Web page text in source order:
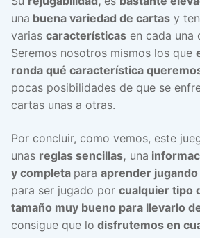
una buena variedad de cartas y
varias características en cada una
Seremos nosotros mismos los que
ronda qué característica
pocas posibilidades de que se
cartas unas a otras.
Por concluir, como vemos, este
unas reglas sencillas, una
y completa para aprender jugando
para ser jugado por cualquier tipo
tamaño muy bueno para llevarlo
consigue que lo disfrutemos en